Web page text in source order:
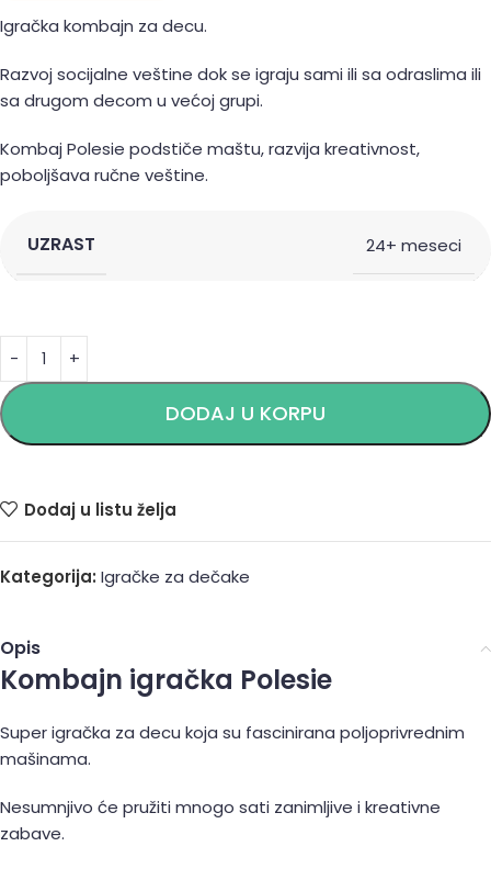
Igračka kombajn za decu.
Razvoj socijalne veštine dok se igraju sami ili sa odraslima ili
sa drugom decom u većoj grupi.
Kombaj Polesie podstiče maštu, razvija kreativnost,
poboljšava ručne veštine.
UZRAST 24+ meseci
DODAJ U KORPU
Alternative:
Dodaj u listu želja
Kategorija: Igračke za dečake
Opis
Kombajn igračka Polesie
Super igračka za decu koja su fascinirana poljoprivrednim
mašinama.
Nesumnjivo će pružiti mnogo sati zanimljive i kreativne
zabave.